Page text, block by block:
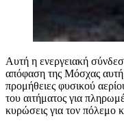
Αυτή η ενεργειακή
απόφαση της Μόσχας αυτή
προμήθειες φυσικού
του αιτήματος για
κυρώσεις για τον πόλεμο